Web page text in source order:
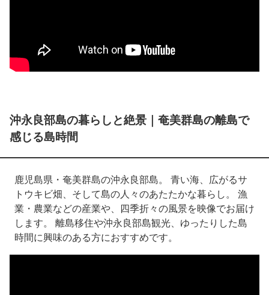
沖永良部島の暮らしと絶景｜奄美群島の離島で
感じる島時間
鹿児島県・奄美群島の沖永良部島。 青い海、広がるサ
トウキビ畑、そして島の人々のあたたかな暮らし。 漁
業・農業などの産業や、四季折々の風景を映像でお届け
します。 離島移住や沖永良部島観光、ゆったりした島
時間に興味のある方におすすめです。